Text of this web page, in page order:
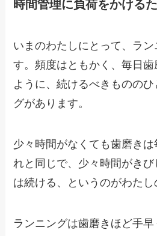
時間管理に負荷をかける
いまのわたしにとって、ラ
す。頻度はともかく、毎日
ように、続けるべきものの
グがあります。
少々時間がなくても歯磨き
れと同じで、少々時間がき
は続ける、というのがわたし
ランニングは歯磨きほど手